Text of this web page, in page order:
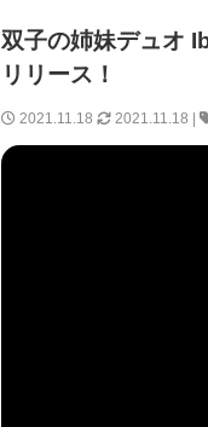
双子の姉妹デュオ
リリース！
2021.11.18 2021.11.18 |